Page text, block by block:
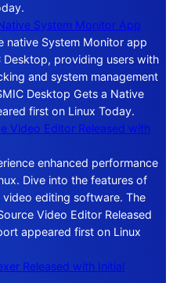
System Monitor App
native System Monitor app
Desktop, providing users with
and system management
Desktop Gets a Native
first on Linux Today.
Video Editor Released with
enhanced performance
Dive into the features of
editing software. The
Video Editor Released
appeared first on Linux
Released with Initial